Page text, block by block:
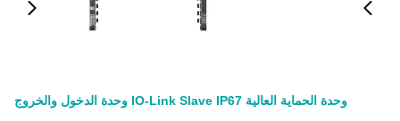
وحدة الحماية العالية IO-Link Slave IP67 وحدة الدخول والخروج